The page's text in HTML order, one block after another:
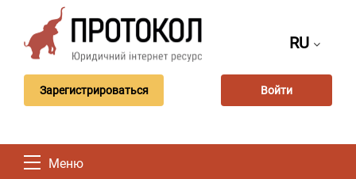
RU
Зарегистрироваться Войти
Меню